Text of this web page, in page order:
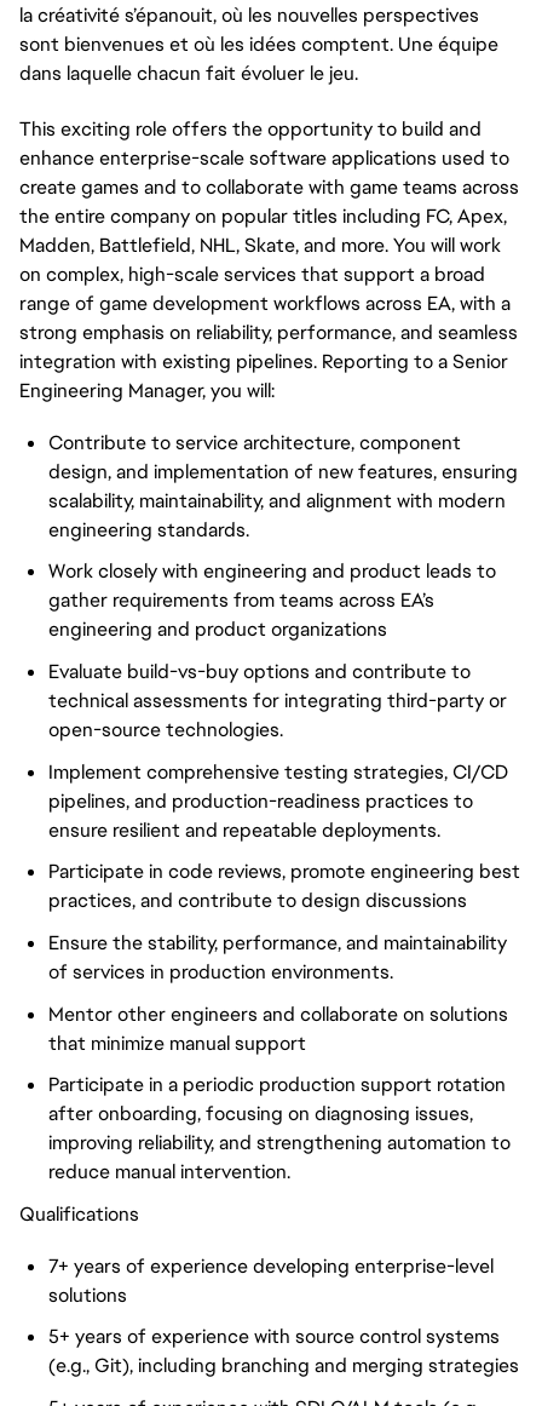
la créativité s’épanouit, où les nouvelles perspectives
sont bienvenues et où les idées comptent. Une équipe
dans laquelle chacun fait évoluer le jeu.
This exciting role offers the opportunity to build and
enhance enterprise-scale software applications used to
create games and to collaborate with game teams across
the entire company on popular titles including FC, Apex,
Madden, Battlefield, NHL, Skate, and more. You will work
on complex, high-scale services that support a broad
range of game development workflows across EA, with a
strong emphasis on reliability, performance, and seamless
integration with existing pipelines. Reporting to a Senior
Engineering Manager, you will:
Contribute to service architecture, component
design, and implementation of new features, ensuring
scalability, maintainability, and alignment with modern
engineering standards.
Work closely with engineering and product leads to
gather requirements from teams across EA’s
engineering and product organizations
Evaluate build-vs-buy options and contribute to
technical assessments for integrating third-party or
open-source technologies.
Implement comprehensive testing strategies, CI/CD
pipelines, and production-readiness practices to
ensure resilient and repeatable deployments.
Participate in code reviews, promote engineering best
practices, and contribute to design discussions
Ensure the stability, performance, and maintainability
of services in production environments.
Mentor other engineers and collaborate on solutions
that minimize manual support
Participate in a periodic production support rotation
after onboarding, focusing on diagnosing issues,
improving reliability, and strengthening automation to
reduce manual intervention.
Qualifications
7+ years of experience developing enterprise-level
solutions
5+ years of experience with source control systems
(e.g., Git), including branching and merging strategies